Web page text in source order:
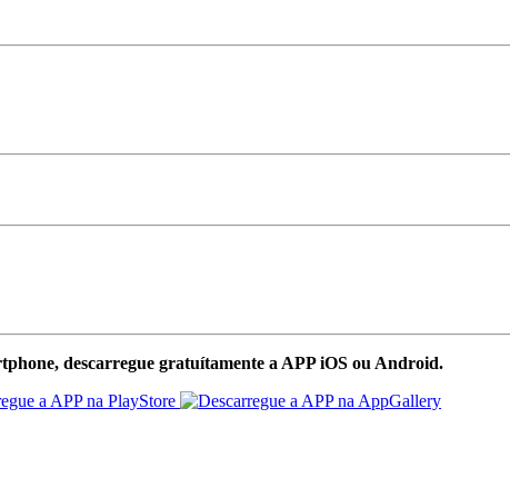
descarregue gratuítamente a APP iOS ou Android.